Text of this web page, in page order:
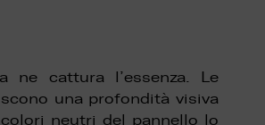
cattura l’essenza. Le
una profondità visiva
neutri del pannello lo